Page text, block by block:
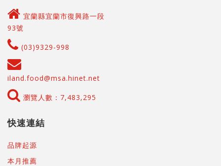
宜蘭縣宜蘭市復興路一段
93號
(03)9329-998
iland.food@msa.hinet.net
瀏覽人數：7,483,295
快速連結
品牌起源
本月推薦